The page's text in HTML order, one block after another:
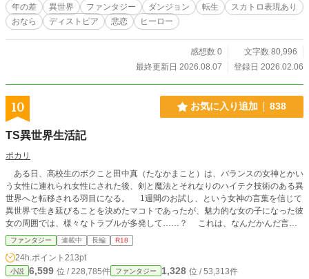
は、温泉の熱さと、酒とガスの臭いが漂う隠居生活の中で正
気を保とうとする――不毛で、それでいて愛おしい日々だけ
なのだ。 ノクターンノベルズ：https://novel18.syosetu.com/n
年の差 異世界 ファンタジー ダンジョン 転生
スカトロ表現あり
おなら
ディストピア 悲恋 ヒーロー
感想数 0
文字数 80,996
最終更新日 2026.08.07
登録日 2026.02.06
10 お気に入り追加 838
TS異世界生活記
ポカリ
ある日、高校生のボクこと田中真（たなかまこと）は、バランスの女神とかい
う女性に連れられ女性にされた後、剣と魔法とそれなりのハイテク技術のある異
世界へと転移される羽目になる。 1週間のお試し、という女神の言葉を信じて
異世界で生き延びることを決めたマコトであったが、魅力的な女の子になった彼
女の周囲では、様々なトラブルが多発して……？ これは、なんだかんだ言い
ながら女の子の快楽におぼれていく1人の男の異世界での生活を記した物語であ
る。 ※ノクターンノベルズで掲載していた作品で、アカウント削除された際に
最初期のデータが紛失してしまっていたのですが、以前にこの作品を読んでくだ
さっていた方から投稿した作品のデータを頂けたことで再び投稿出来るようにな
ファンタジー 連載中 長編 R18
24h.ポイント 213pt
小説 6,599 位 / 228,785件 ファンタジー 1,328 位 / 53,313件